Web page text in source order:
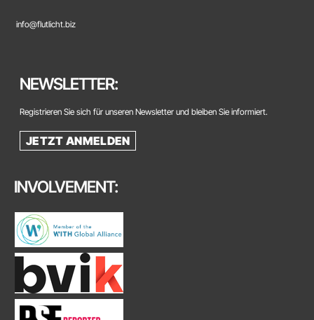
info@flutlicht.biz
NEWSLETTER:
Registrieren Sie sich für unseren Newsletter und bleiben Sie informiert.
JETZT ANMELDEN
INVOLVEMENT: